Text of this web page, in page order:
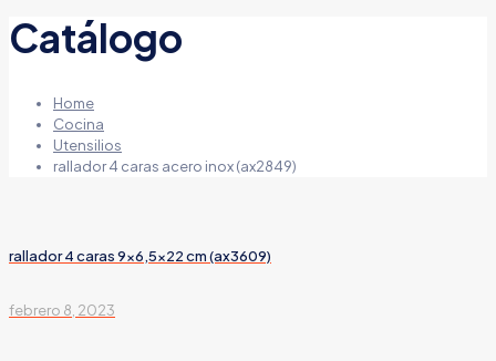
Catálogo
Home
Cocina
Utensilios
rallador 4 caras acero inox (ax2849)
rallador 4 caras 9×6,5×22 cm (ax3609)
febrero 8, 2023